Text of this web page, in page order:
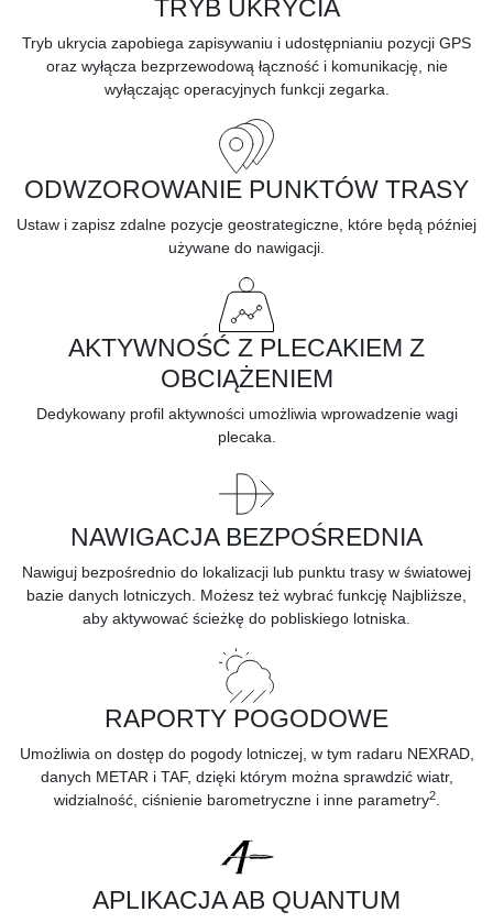
TRYB UKRYCIA
Tryb ukrycia zapobiega zapisywaniu i udostępnianiu pozycji GPS
oraz wyłącza bezprzewodową łączność i komunikację, nie
wyłączając operacyjnych funkcji zegarka.
ODWZOROWANIE PUNKTÓW TRASY
Ustaw i zapisz zdalne pozycje geostrategiczne, które będą później
używane do nawigacji.
AKTYWNOŚĆ Z PLECAKIEM Z
OBCIĄŻENIEM
Dedykowany profil aktywności umożliwia wprowadzenie wagi
plecaka.
NAWIGACJA BEZPOŚREDNIA
Nawiguj bezpośrednio do lokalizacji lub punktu trasy w światowej
bazie danych lotniczych. Możesz też wybrać funkcję Najbliższe,
aby aktywować ścieżkę do pobliskiego lotniska.
RAPORTY POGODOWE
Umożliwia on dostęp do pogody lotniczej, w tym radaru NEXRAD,
danych METAR i TAF, dzięki którym można sprawdzić wiatr,
widzialność, ciśnienie barometryczne i inne parametry2.
APLIKACJA AB QUANTUM